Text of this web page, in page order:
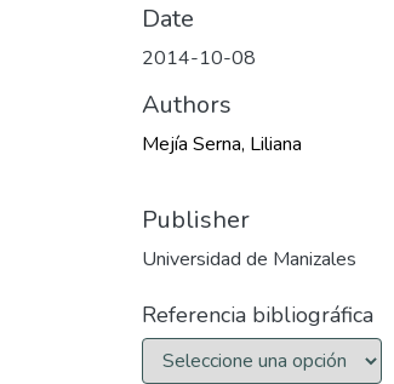
Date
2014-10-08
Authors
Mejía Serna, Liliana
Publisher
Universidad de Manizales
Referencia bibliográfica